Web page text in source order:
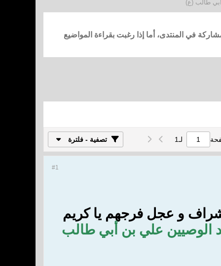
طالب (ع)
في المنتدى، أما إذا رغبت بقراءة المواضيع
لـ1 تصفية - فلترة
#1
و عجل فرجهم يا كريم
الوصيين علي بن أبي طالب